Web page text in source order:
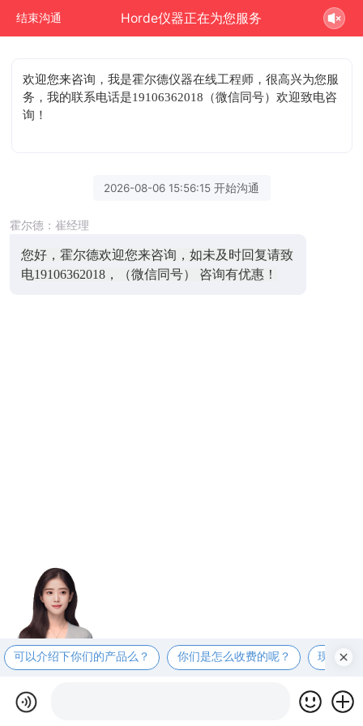
结束沟通 Horde仪器正在为您服务
欢迎您来咨询 ，我是霍尔德仪器在线工程师，很高兴为您服
务，我的联系电话是19106362018（微信同号）欢迎致电咨
询！
2026-08-06 15:56:15 开始沟通
霍尔德：崔经理
您好，霍尔德欢迎您来咨询，如未及时回复请致
电19106362018，（微信同号） 咨询有优惠！
可以介绍下你们的产品么？ 你们是怎么收费的呢？ 现在有